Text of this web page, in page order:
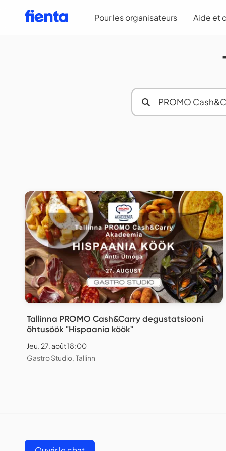
Pour les organisateurs Aide et
Tallinna PROMO Cash&Carry degustatsiooni
õhtusöök "Hispaania köök"
Jeu. 27. août 18:00
Gastro Studio, Tallinn